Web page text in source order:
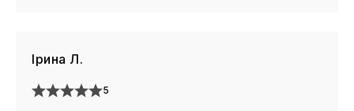
Ірина Л.
5